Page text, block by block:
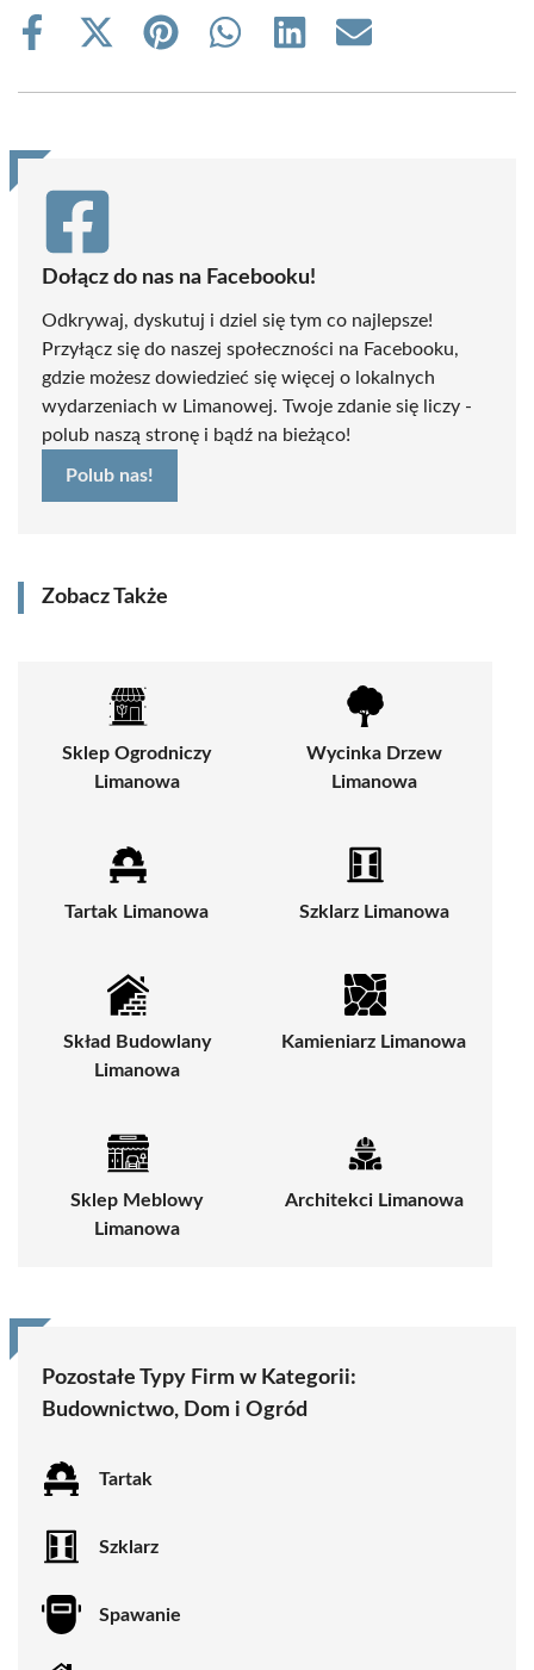
Share
Share
(Twitter)
Share
Share
Share
Share
Dołącz do nas na Facebooku!
Odkrywaj, dyskutuj i dziel się tym co najlepsze!
Przyłącz się do naszej społeczności na Facebooku,
gdzie możesz dowiedzieć się więcej o lokalnych
wydarzeniach w Limanowej. Twoje zdanie się liczy -
polub naszą stronę i bądź na bieżąco!
Polub nas!
Zobacz Także
Sklep Ogrodniczy
Limanowa
Wycinka Drzew
Limanowa
Tartak Limanowa Szklarz Limanowa
Skład Budowlany
Limanowa
Kamieniarz Limanowa
Sklep Meblowy
Limanowa
Architekci Limanowa
Pozostałe Typy Firm w Kategorii:
Budownictwo, Dom i Ogród
Tartak
Szklarz
Spawanie